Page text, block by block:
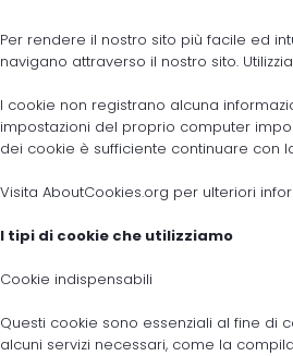
Per rendere il nostro sito più facile ed
navigano attraverso il nostro sito.
I cookie non registrano alcuna
impostazioni del proprio computer
dei cookie è sufficiente continuare con
Visita AboutCookies.org per ulteriori
I tipi di cookie che utilizziamo
Cookie indispensabili
Questi cookie sono essenziali al fine di
alcuni servizi necessari, come la